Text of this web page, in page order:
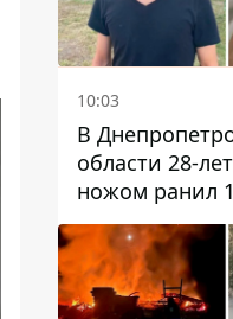
10:03
В
области 28-
ножом ранил
парня